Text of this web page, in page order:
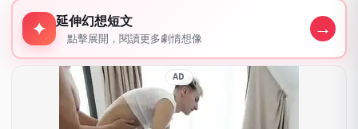
延伸幻想短文
✦ 延伸幻想短文
點擊展開，閱讀更多劇情想像 →
AD